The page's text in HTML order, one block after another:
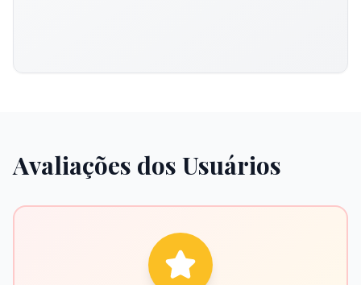
Avaliações dos Usuários